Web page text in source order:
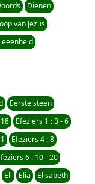
Dienen
van Jezus
Eerste steen
Efeziers 1 : 3 - 6
Efeziers 4 : 8
6 : 10 - 20
Eli Elia
Elisabeth